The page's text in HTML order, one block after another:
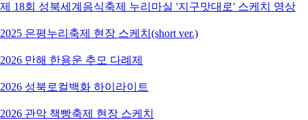
제 18회 성북세계음식축제 누리마실 '지구맛대로' 스케치 영상
2025 은평누리축제 현장 스케치(short ver.)
2026 만해 한용운 추모 다례제
2026 성북로컬백화 하이라이트
2026 관악 책빵축제 현장 스케치